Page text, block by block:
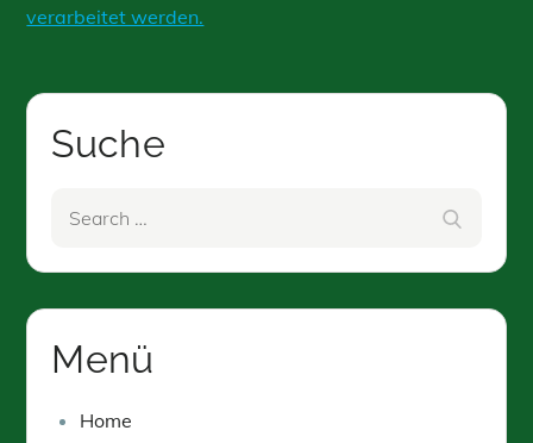
verarbeitet werden.
Suche
Menü
Home